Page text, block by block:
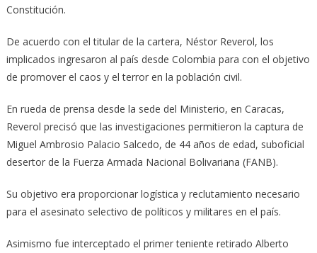
Constitución.
De acuerdo con el titular de la cartera, Néstor Reverol, los
implicados ingresaron al país desde Colombia para con el objetivo
de promover el caos y el terror en la población civil.
En rueda de prensa desde la sede del Ministerio, en Caracas,
Reverol precisó que las investigaciones permitieron la captura de
Miguel Ambrosio Palacio Salcedo, de 44 años de edad, suboficial
desertor de la Fuerza Armada Nacional Bolivariana (FANB).
Su objetivo era proporcionar logística y reclutamiento necesario
para el asesinato selectivo de políticos y militares en el país.
Asimismo fue interceptado el primer teniente retirado Alberto